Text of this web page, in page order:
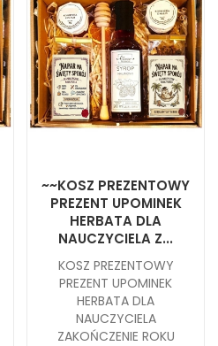
~~KOSZ PREZENTOWY
PREZENT UPOMINEK
HERBATA DLA
NAUCZYCIELA Z...
KOSZ PREZENTOWY
PREZENT UPOMINEK
HERBATA DLA
NAUCZYCIELA
ZAKOŃCZENIE ROKU